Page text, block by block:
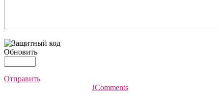
Обновить
Отправить
JComments